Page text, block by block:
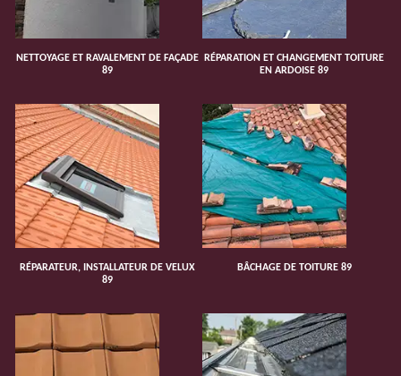
NETTOYAGE ET RAVALEMENT DE FAÇADE
89
RÉPARATION ET CHANGEMENT TOITURE
EN ARDOISE 89
RÉPARATEUR, INSTALLATEUR DE VELUX
89
BÂCHAGE DE TOITURE 89